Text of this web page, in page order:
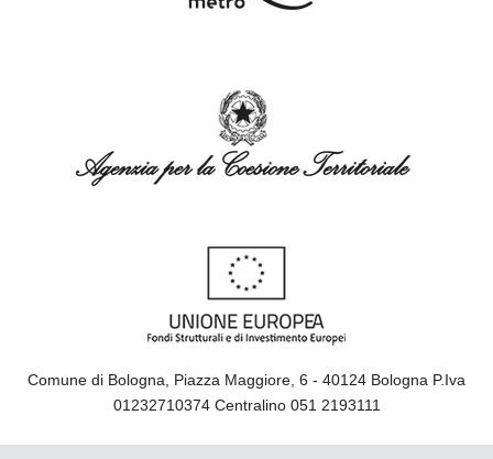
Comune di Bologna, Piazza Maggiore, 6 - 40124 Bologna P.Iva
01232710374 Centralino 051 2193111